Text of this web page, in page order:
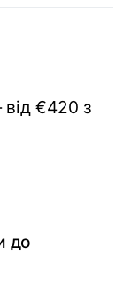
€420 з
до